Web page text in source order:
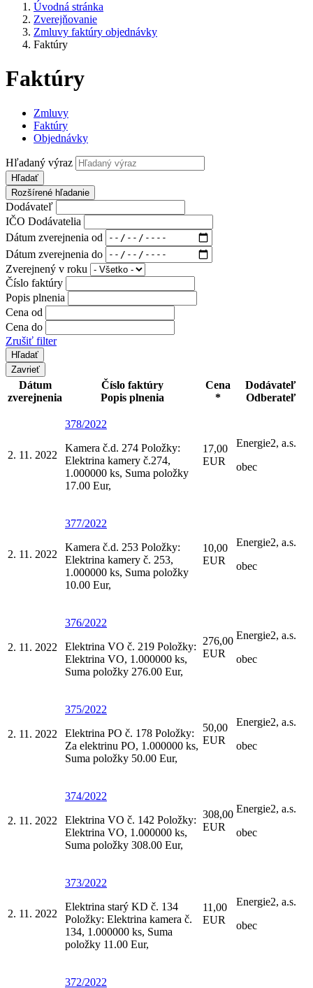
Úvodná stránka
Zverejňovanie
Zmluvy faktúry objednávky
Faktúry
Faktúry
Zmluvy
Faktúry
Objednávky
Hľadaný výraz
Hľadať
Rozšírené hľadanie
Dodávateľ
IČO Dodávatelia
Dátum zverejnenia od
Dátum zverejnenia do
Zverejnený v roku
Číslo faktúry
Popis plnenia
Cena od
Cena do
Zrušiť filter
Zavrieť
Dátum
zverejnenia
Číslo faktúry
Popis plnenia
Cena
*
Dodávateľ
Odberateľ
2. 11. 2022
378/2022
Kamera č.d. 274 Položky:
Elektrina kamery č.274,
1.000000 ks, Suma položky
17.00 Eur,
17,00
EUR
Energie2, a.s.
obec
2. 11. 2022
377/2022
Kamera č.d. 253 Položky:
Elektrina kamery č. 253,
1.000000 ks, Suma položky
10.00 Eur,
10,00
EUR
Energie2, a.s.
obec
2. 11. 2022
376/2022
Elektrina VO č. 219 Položky:
Elektrina VO, 1.000000 ks,
Suma položky 276.00 Eur,
276,00
EUR
Energie2, a.s.
obec
2. 11. 2022
375/2022
Elektrina PO č. 178 Položky:
Za elektrinu PO, 1.000000 ks,
Suma položky 50.00 Eur,
50,00
EUR
Energie2, a.s.
obec
2. 11. 2022
374/2022
Elektrina VO č. 142 Položky:
Elektrina VO, 1.000000 ks,
Suma položky 308.00 Eur,
308,00
EUR
Energie2, a.s.
obec
2. 11. 2022
373/2022
Elektrina starý KD č. 134
Položky: Elektrina kamera č.
134, 1.000000 ks, Suma
položky 11.00 Eur,
11,00
EUR
Energie2, a.s.
obec
372/2022